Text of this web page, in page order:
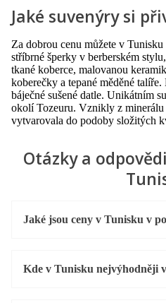
Jaké suvenýry si
Za dobrou cenu můžete v
stříbrné šperky v berberském
tkané koberce, malovanou
koberečky a tepané měděné
báječné sušené datle. Unikátním
okolí Tozeuru. Vznikly z
vytvarovala do podoby složitých
Otázky a
Jaké jsou ceny v Tunisku v
Kde v Tunisku nejvýhodněji